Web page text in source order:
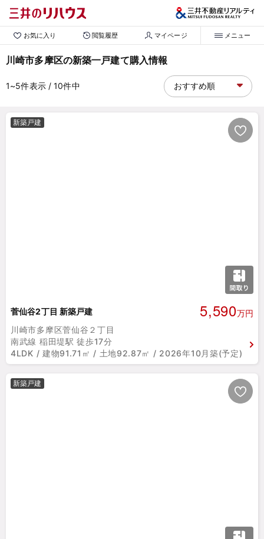
お気に入り 閲覧履歴 マイページ メニュー
川崎市多摩区の新築一戸建て購入情報
1~5件表示/ 10件中
新築戸建
菅仙谷2丁目 新築戸建 5,590万円
川崎市多摩区菅仙谷２丁目
南武線 稲田堤駅 徒歩17分
4LDK / 建物91.71㎡ / 土地92.87㎡ / 2026年10月築(予定)
新築戸建